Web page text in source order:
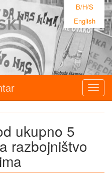
B/H/S
English
ukupno 5
razbojništvo